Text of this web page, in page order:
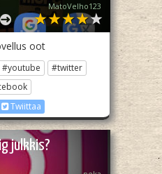
MatoVelho123
oot
#youtube
#twitter
Twiittaa
julkkis?